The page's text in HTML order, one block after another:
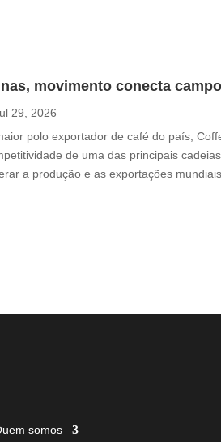
movimento conecta
29, 2026
polo exportador de café do país,
de uma das principais
a produção e as exportações
somos